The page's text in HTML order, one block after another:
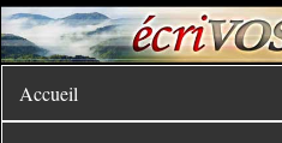
Accueil